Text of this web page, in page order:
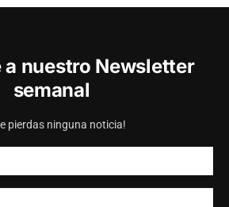
nuestro Newsletter
semanal
pierdas ninguna noticia!